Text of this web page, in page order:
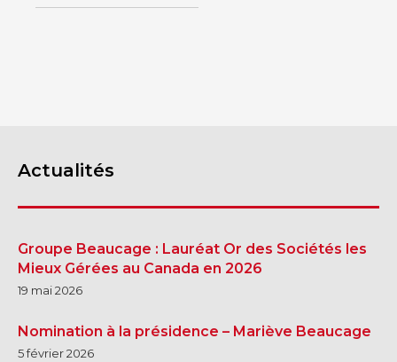
Actualités
Groupe Beaucage : Lauréat Or des Sociétés les
Mieux Gérées au Canada en 2026
19 mai 2026
Nomination à la présidence – Mariève Beaucage
5 février 2026